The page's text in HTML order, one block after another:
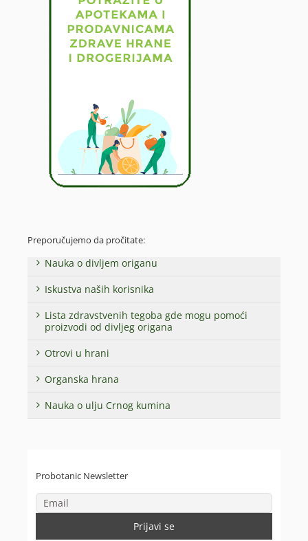
Preporučujemo da pročitate:
Nauka o divljem origanu
Iskustva naših korisnika
Lista zdravstvenih tegoba gde mogu pomoći
proizvodi od divljeg origana
Otrovi u hrani
Organska hrana
Nauka o ulju Crnog kumina
Probotanic Newsletter